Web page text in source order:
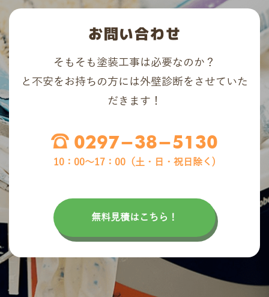
お問い合わせ
そもそも塗装工事は必要なのか？
と不安をお持ちの方には外壁診断をさせていた
だきます！
0297-38-5130
10：00〜17：00（土・日・祝日除く)
無料見積はこちら！